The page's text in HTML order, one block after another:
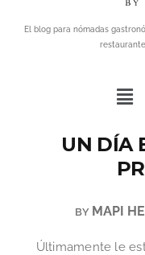
El blog para nómadas
UN DÍA
BY MAPI
Últimamente le